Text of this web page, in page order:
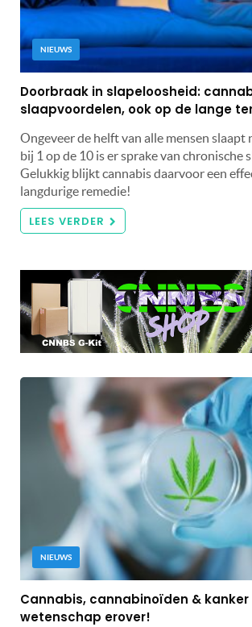
NIEUWS
Doorbraak in slapeloosheid:
slaapvoordelen, ook op de lange
Ongeveer de helft van alle mensen slaapt
bij 1 op de 10 is er sprake van chronische
Gelukkig blijkt cannabis daarvoor een
langdurige remedie!
LEES VERDER
NIEUWS
Cannabis, cannabinoïden &
wetenschap erover!